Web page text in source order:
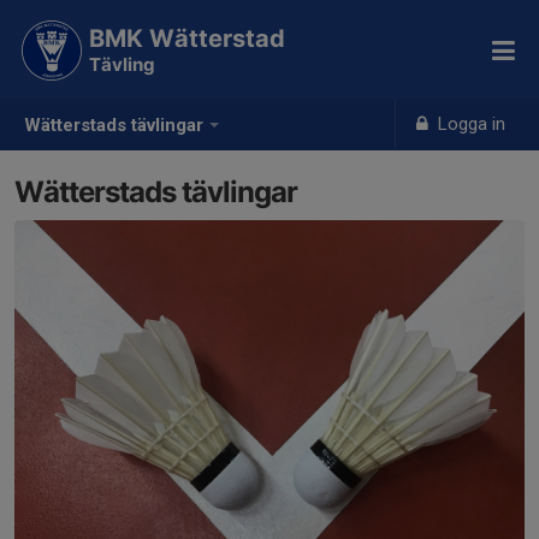
Wätterstads tävlingar Logga in
BMK Wätterstad
Tävling
Wätterstads tävlingar